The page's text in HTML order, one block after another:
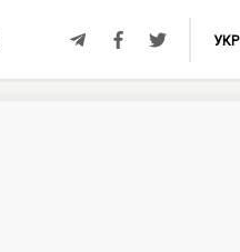
УКР